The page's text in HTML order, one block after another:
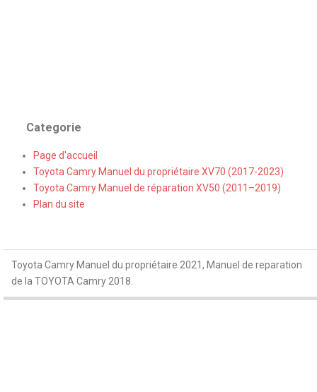
Categorie
Page d'accueil
Toyota Camry Manuel du propriétaire XV70 (2017-2023)
Toyota Camry Manuel de réparation XV50 (2011–2019)
Plan du site
Toyota Camry Manuel du propriétaire 2021, Manuel de reparation
de la TOYOTA Camry 2018.